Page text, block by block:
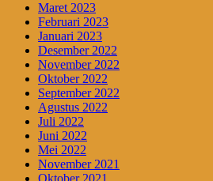
Maret 2023
Februari 2023
Januari 2023
Desember 2022
November 2022
Oktober 2022
September 2022
Agustus 2022
Juli 2022
Juni 2022
Mei 2022
November 2021